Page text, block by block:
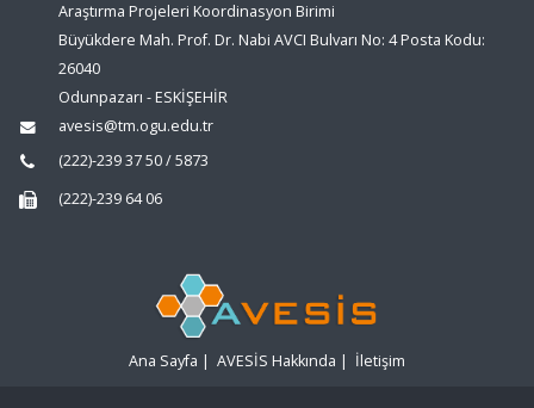
Araştırma Projeleri Koordinasyon Birimi
Büyükdere Mah. Prof. Dr. Nabi AVCI Bulvarı No: 4 Posta Kodu:
26040
Odunpazarı - ESKİŞEHİR
avesis@tm.ogu.edu.tr
(222)-239 37 50 / 5873
(222)-239 64 06
Ana Sayfa | AVESİS Hakkında | İletişim